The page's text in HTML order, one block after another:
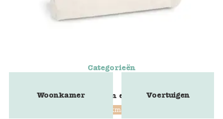
Linnen etui
Stockmar
Categorieën
Woonkamer Voertuigen